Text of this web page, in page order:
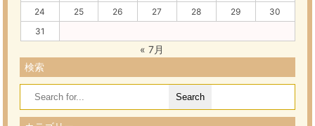
24
25 26 27 28 29
30
31
« 7月
検索
Search
for: